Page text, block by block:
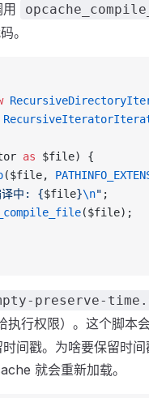
。
as $file) {
($file,
译中: {$file}\n" ;
($file);
preserve-
执行权限）。这个脚本
间戳。为啥要保留时
就会重新加载。